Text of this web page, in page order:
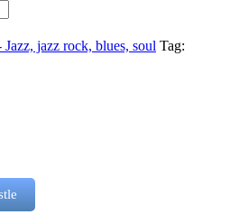
Jazz, jazz rock, blues, soul Tag: